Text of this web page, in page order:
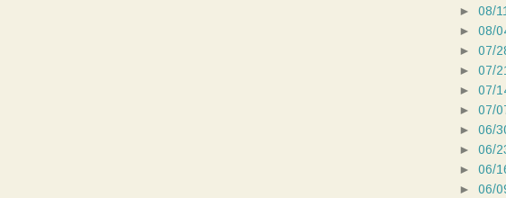
► 08/
► 08/
► 07/
► 07/
► 07/
► 07/
► 06/
► 06/
► 06/
► 06/